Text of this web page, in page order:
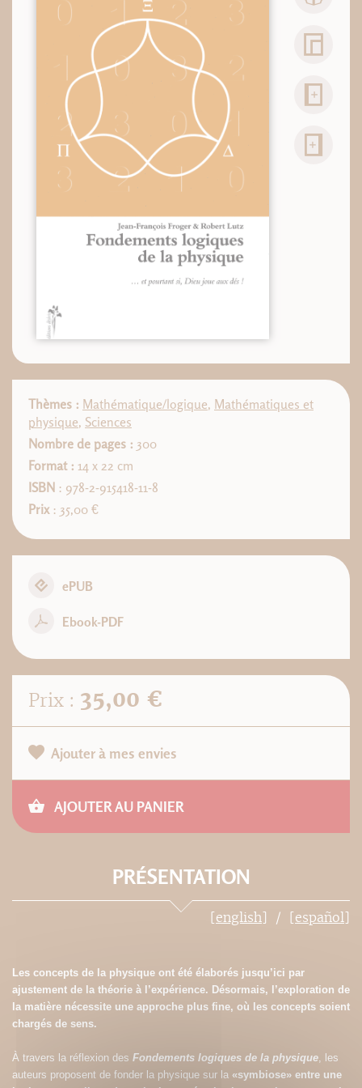
Thèmes : Mathématique/logique, Mathématiques et
physique, Sciences
Nombre de pages : 300
Format : 14 x 22 cm
ISBN : 978-2-915418-11-8
Prix : 35,00 €
ePUB
Ebook-PDF
Prix : 35,00 €
Ajouter à mes envies
AJOUTER AU PANIER
PRÉSENTATION
[english] [español]
Les concepts de la physique ont été élaborés jusqu’ici par
ajustement de la théorie à l’expérience. Désormais, l’exploration de
la matière nécessite une approche plus fine, où les concepts soient
chargés de sens.
À travers la réflexion des Fondements logiques de la physique , les
auteurs proposent de fonder la physique sur la «symbiose» entre une